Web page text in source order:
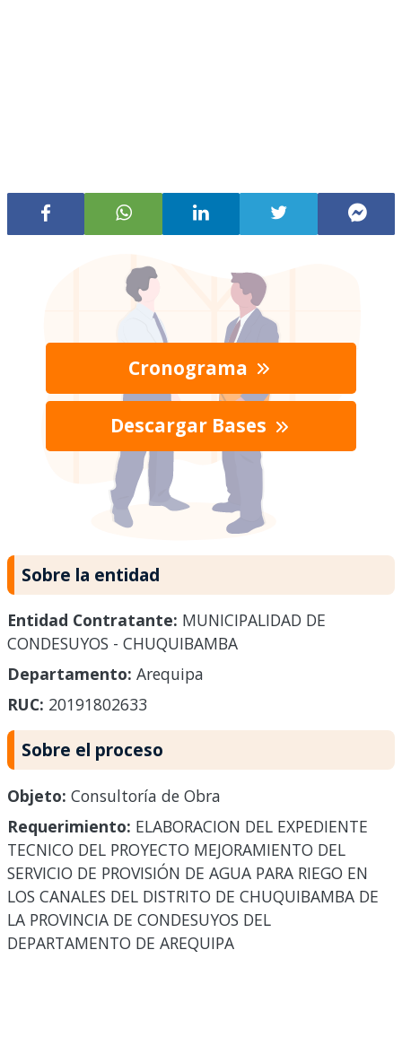
Cronograma
Descargar Bases
Sobre la entidad
Entidad Contratante: MUNICIPALIDAD DE
CONDESUYOS - CHUQUIBAMBA
Departamento: Arequipa
RUC: 20191802633
Sobre el proceso
Objeto: Consultoría de Obra
Requerimiento: ELABORACION DEL EXPEDIENTE
TECNICO DEL PROYECTO MEJORAMIENTO DEL
SERVICIO DE PROVISIÓN DE AGUA PARA RIEGO EN
LOS CANALES DEL DISTRITO DE CHUQUIBAMBA DE
LA PROVINCIA DE CONDESUYOS DEL
DEPARTAMENTO DE AREQUIPA